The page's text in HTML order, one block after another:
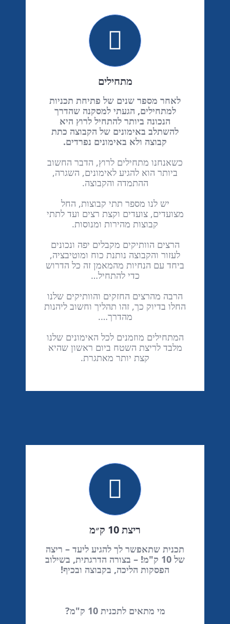
מתחילים
לאחר מספר שנים של פתיחת תכניות
למתחילים, הגעתי למסקנה שהדרך
הנכונה ביותר להתחיל לרוץ היא
להשתלב באימונים של הקבוצה כתת
קבוצה ולא באימונים נפרדים.
כשאנחנו מתחילים לרוץ, הדבר החשוב
ביותר הוא להגיע לאימונים, השגרה,
ההתמדה והקבוצה.
יש לנו מספר תתי קבוצות, החל
מצועדים, צועדים וקצת רצים ועד לתתי
קבוצות מהירות ומנוסות.
הרצים הוותיקים מקבלים יפה ונכונים
לעזור והקבוצה נותנת כוח ומוטיבציה,
ביחד עם הנחיות מהמאמן זה כל הדרוש
כדי להתחיל…
הרבה מהרצים החזקים והוותיקים שלנו
החלו בדיוק כך, זהו תהליך וחשוב ליהנות
מהדרך….
המתחילים מוזמנים לכל האימונים שלנו
מלבד לריצת השטח ביום ראשון שהיא
קצת יותר מאתגרת.
ריצת 10 ק״מ
תכנית שתאפשר לך להגיע ליעד – ריצה
של 10 ק"מ! – בצורה הדרגתית, בשילוב
הפסקות הליכה, בקבוצה ובכיף!
מי מתאים לתכנית 10 ק"מ?